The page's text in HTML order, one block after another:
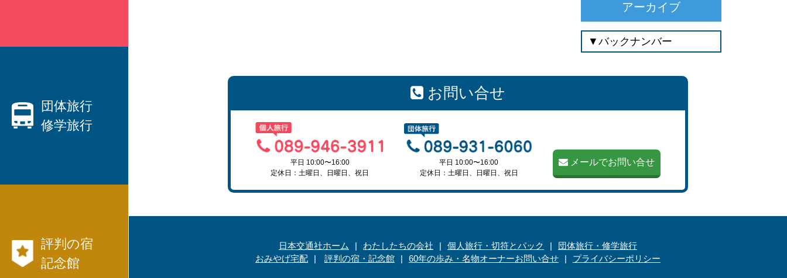
国内旅行
から
ェリー等切符
も発行出来ます。
団体旅行
修学旅行
国内旅行モデル
コース
評判の宿
記念館
アーカイブ
お問い合せ
平日 10:00〜16:00
定休日：土曜日、日曜日、祝日
平日 10:00〜16:00
定休日：土曜日、日曜日、祝日
メールでお問い合せ
日本交通社ホーム わたしたちの会社 個人旅行・切符とパック
団体旅行・修学旅行
おみやげ宅配
評判の宿・記念館 60年の歩み・名物オーナーお問い合せ プライバシーポリシー